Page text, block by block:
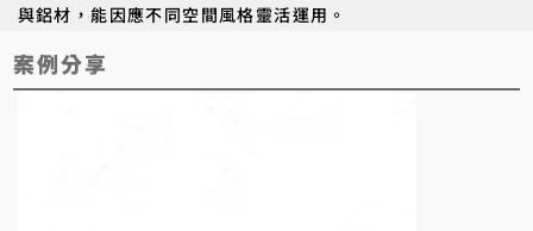
與鋁材，能因應不同空間風格靈活運用。
​案例分享